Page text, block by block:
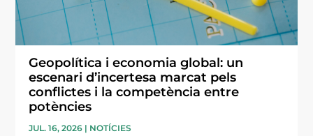
Geopolítica i economia global: un
escenari d’incertesa marcat pels
conflictes i la competència entre
potències
JUL. 16, 2026 | NOTÍCIES